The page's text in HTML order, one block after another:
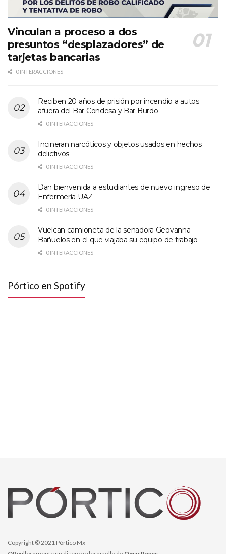
Vinculan a proceso a dos
presuntos “desplazadores” de
tarjetas bancarias
0 INTERACCIONES
Reciben 20 años de prisión por incendio a autos
afuera del Bar Condesa y Bar Burdo
0 INTERACCIONES
Incineran narcóticos y objetos usados en hechos
delictivos
0 INTERACCIONES
Dan bienvenida a estudiantes de nuevo ingreso de
Enfermería UAZ
0 INTERACCIONES
Vuelcan camioneta de la senadora Geovanna
Bañuelos en el que viajaba su equipo de trabajo
0 INTERACCIONES
Pórtico en Spotify
Copyright © 2021 Pórtico Mx